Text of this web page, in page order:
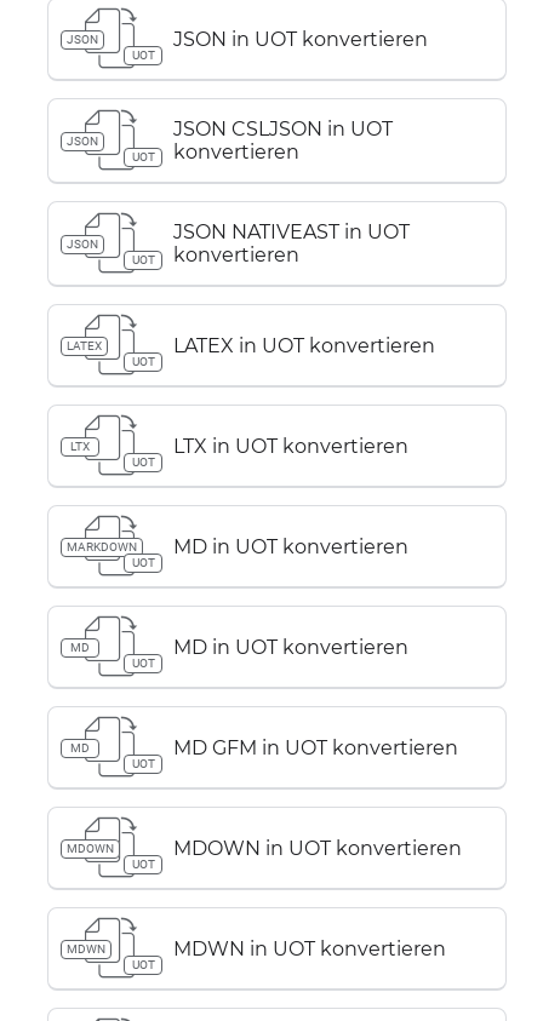
JSON
UOT
JSON in UOT konvertieren
JSON
UOT
JSON CSLJSON in UOT
konvertieren
JSON
UOT
JSON NATIVEAST in UOT
konvertieren
LATEX
UOT
LATEX in UOT konvertieren
LTX
UOT
LTX in UOT konvertieren
MARKDOWN
UOT
MD in UOT konvertieren
MD
UOT
MD in UOT konvertieren
MD
UOT
MD GFM in UOT konvertieren
MDOWN
UOT
MDOWN in UOT konvertieren
MDWN
UOT
MDWN in UOT konvertieren